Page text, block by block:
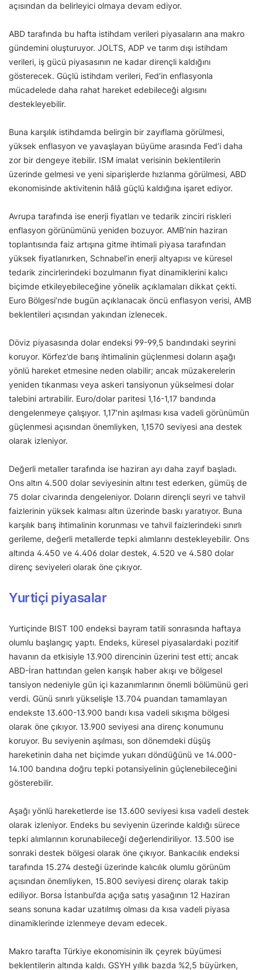
açısından da belirleyici olmaya devam ediyor.
ABD tarafında bu hafta istihdam verileri piyasaların ana makro
gündemini oluşturuyor. JOLTS, ADP ve tarım dışı istihdam
verileri, iş gücü piyasasının ne kadar dirençli kaldığını
gösterecek. Güçlü istihdam verileri, Fed’in enflasyonla
mücadelede daha rahat hareket edebileceği algısını
destekleyebilir.
Buna karşılık istihdamda belirgin bir zayıflama görülmesi,
yüksek enflasyon ve yavaşlayan büyüme arasında Fed’i daha
zor bir dengeye itebilir. ISM imalat verisinin beklentilerin
üzerinde gelmesi ve yeni siparişlerde hızlanma görülmesi, ABD
ekonomisinde aktivitenin hâlâ güçlü kaldığına işaret ediyor.
Avrupa tarafında ise enerji fiyatları ve tedarik zinciri riskleri
enflasyon görünümünü yeniden bozuyor. AMB’nin haziran
toplantısında faiz artışına gitme ihtimali piyasa tarafından
yüksek fiyatlanırken, Schnabel’in enerji altyapısı ve küresel
tedarik zincirlerindeki bozulmanın fiyat dinamiklerini kalıcı
biçimde etkileyebileceğine yönelik açıklamaları dikkat çekti.
Euro Bölgesi’nde bugün açıklanacak öncü enflasyon verisi, AMB
beklentileri açısından yakından izlenecek.
Döviz piyasasında dolar endeksi 99-99,5 bandındaki seyrini
koruyor. Körfez’de barış ihtimalinin güçlenmesi doların aşağı
yönlü hareket etmesine neden olabilir; ancak müzakerelerin
yeniden tıkanması veya askeri tansiyonun yükselmesi dolar
talebini artırabilir. Euro/dolar paritesi 1,16-1,17 bandında
dengelenmeye çalışıyor. 1,17’nin aşılması kısa vadeli görünümün
güçlenmesi açısından önemliyken, 1,1570 seviyesi ana destek
olarak izleniyor.
Değerli metaller tarafında ise haziran ayı daha zayıf başladı.
Ons altın 4.500 dolar seviyesinin altını test ederken, gümüş de
75 dolar civarında dengeleniyor. Doların dirençli seyri ve tahvil
faizlerinin yüksek kalması altın üzerinde baskı yaratıyor. Buna
karşılık barış ihtimalinin korunması ve tahvil faizlerindeki sınırlı
gerileme, değerli metallerde tepki alımlarını destekleyebilir. Ons
altında 4.450 ve 4.406 dolar destek, 4.520 ve 4.580 dolar
direnç seviyeleri olarak öne çıkıyor.
Yurtiçi piyasalar
Yurtiçinde BIST 100 endeksi bayram tatili sonrasında haftaya
olumlu başlangıç yaptı. Endeks, küresel piyasalardaki pozitif
havanın da etkisiyle 13.900 direncinin üzerini test etti; ancak
ABD-İran hattından gelen karışık haber akışı ve bölgesel
tansiyon nedeniyle gün içi kazanımlarının önemli bölümünü geri
verdi. Günü sınırlı yükselişle 13.704 puandan tamamlayan
endekste 13.600-13.900 bandı kısa vadeli sıkışma bölgesi
olarak öne çıkıyor. 13.900 seviyesi ana direnç konumunu
koruyor. Bu seviyenin aşılması, son dönemdeki düşüş
hareketinin daha net biçimde yukarı döndüğünü ve 14.000-
14.100 bandına doğru tepki potansiyelinin güçlenebileceğini
gösterebilir.
Aşağı yönlü hareketlerde ise 13.600 seviyesi kısa vadeli destek
olarak izleniyor. Endeks bu seviyenin üzerinde kaldığı sürece
tepki alımlarının korunabileceği değerlendiriliyor. 13.500 ise
sonraki destek bölgesi olarak öne çıkıyor. Bankacılık endeksi
tarafında 15.274 desteği üzerinde kalıcılık olumlu görünüm
açısından önemliyken, 15.800 seviyesi direnç olarak takip
ediliyor. Borsa İstanbul’da açığa satış yasağının 12 Haziran
seans sonuna kadar uzatılmış olması da kısa vadeli piyasa
dinamiklerinde izlenmeye devam edecek.
Makro tarafta Türkiye ekonomisinin ilk çeyrek büyümesi
beklentilerin altında kaldı. GSYH yıllık bazda %2,5 büyürken,